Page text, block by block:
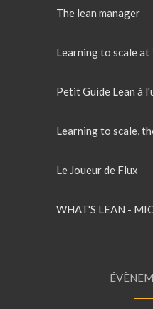
The lean manager
Learning to scale at
Le Joueur de Flux